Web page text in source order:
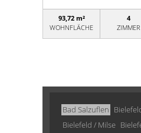
93,72 m²
WOHNFLÄCHE
4
ZIMMER
Bad Salzuflen
Bielefeld / Milse